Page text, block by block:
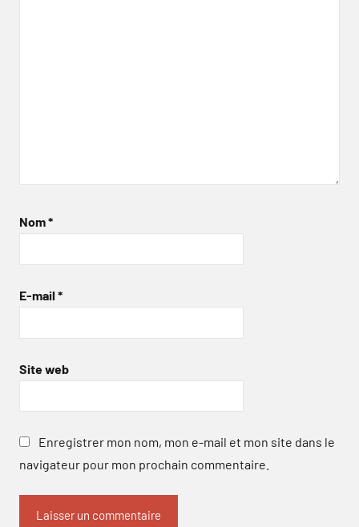
Nom*
E-mail *
Site web
Enregistrer mon nom, mon e-mail et mon site dans le
navigateur pour mon prochain commentaire.